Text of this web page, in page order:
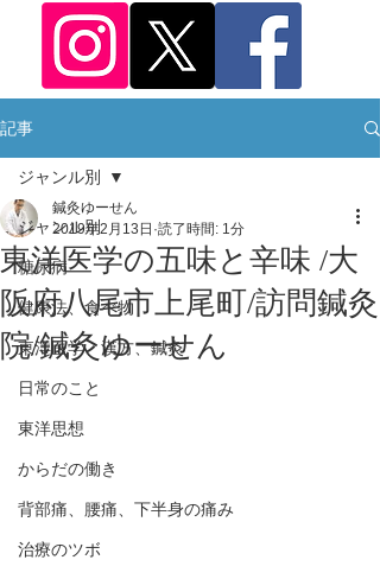
記事
ジャンル別
糖尿病
健康法、食べ物
東洋医学、漢方、鍼灸
日常のこと
東洋思想
からだの働き
背部痛、腰痛、下半身の痛み
治療のツボ
ジャンル別
東洋医学の五味と辛味 /大
阪府八尾市上尾町/訪問鍼灸
院/鍼灸ゆーせん
鍼灸ゆーせん
2019年2月13日 読了時間: 1分